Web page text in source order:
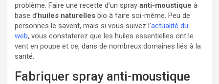
problème. Faire une recette d’un spray anti-moustique à
base d’huiles naturelles bio à faire soi-même. Peu de
personnes le savent, mais si vous suivez l’actualité du
web, vous constaterez que les huiles essentielles ont le
vent en poupe et ce, dans de nombreux domaines liés à la
santé.
Fabriquer spray anti-moustique